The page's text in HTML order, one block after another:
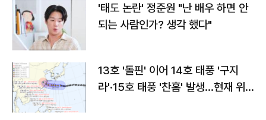
'태도 논란' 정준원 "난 배우 하면 안
되는 사람인가? 생각 했다"
13호 '돌핀' 이어 14호 태풍 '구지
라'·15호 태풍 '찬홈' 발생…현재 위